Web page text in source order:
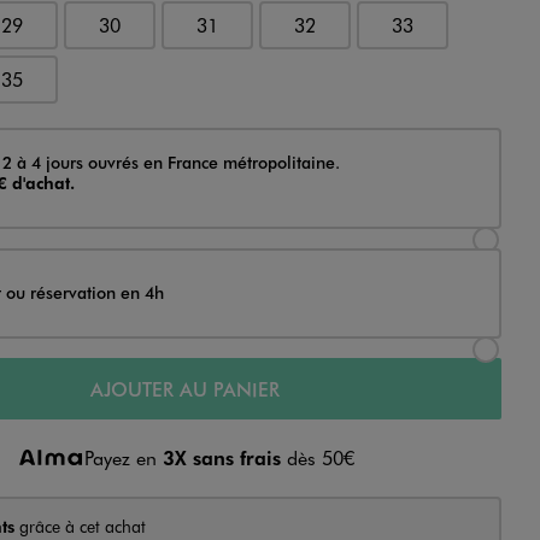
29 30 31 32 33
35
à 4 jours ouvrés en France métropolitaine.
d'achat.
ou réservation en 4h
AJOUTER AU PANIER
Payez en 3X sans fraisdès 50€
grâce à cet achat